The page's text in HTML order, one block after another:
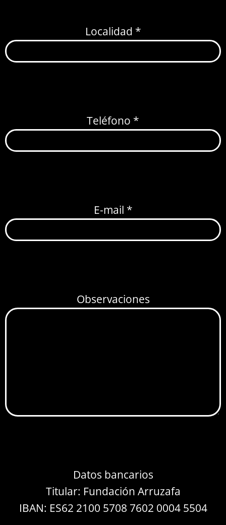
Localidad *
Teléfono *
E-mail *
Observaciones
Datos bancarios
Titular: Fundación Arruzafa
IBAN: ES62 2100 5708 7602 0004 5504